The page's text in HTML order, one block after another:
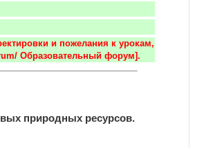
и пожелания к урокам,
Образовательный форум].
природных ресурсов.